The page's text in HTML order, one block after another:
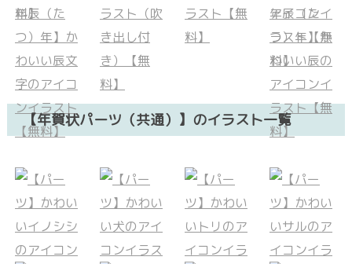
【年賀状パーツ（共通）】のイラスト一覧